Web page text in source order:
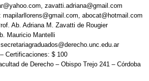
zavatti.adriana@gmail.com
abocat@hotmail.com
Ab. Adriana M. Zavatti de Rougier
Mauricio Mantelli
Certificaciones: $ 100
de Derecho – Obispo Trejo 241 – Córdoba